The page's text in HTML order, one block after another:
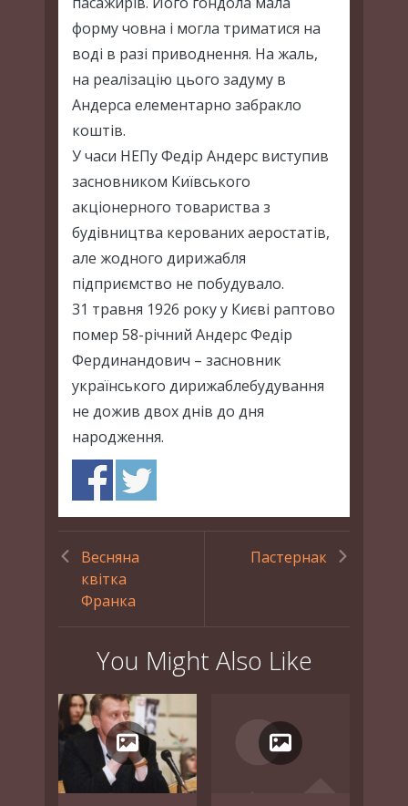
форму човна і могла триматися на
воді в разі приводнення. На жаль,
на реалізацію цього задуму в
Андерса елементарно забракло
коштів.
У часи НЕПу Федір Андерс виступив
засновником Київського
акціонерного товариства з
будівництва керованих аеростатів,
але жодного дирижабля
підприємство не побудувало.
31 травня 1926 року у Києві раптово
помер 58-річний Андерс Федір
Фердинандович – засновник
українського дирижаблебудування
не дожив двох днів до дня
народження.
Весняна
квітка
Франка
Пастернак
You Might Also Like